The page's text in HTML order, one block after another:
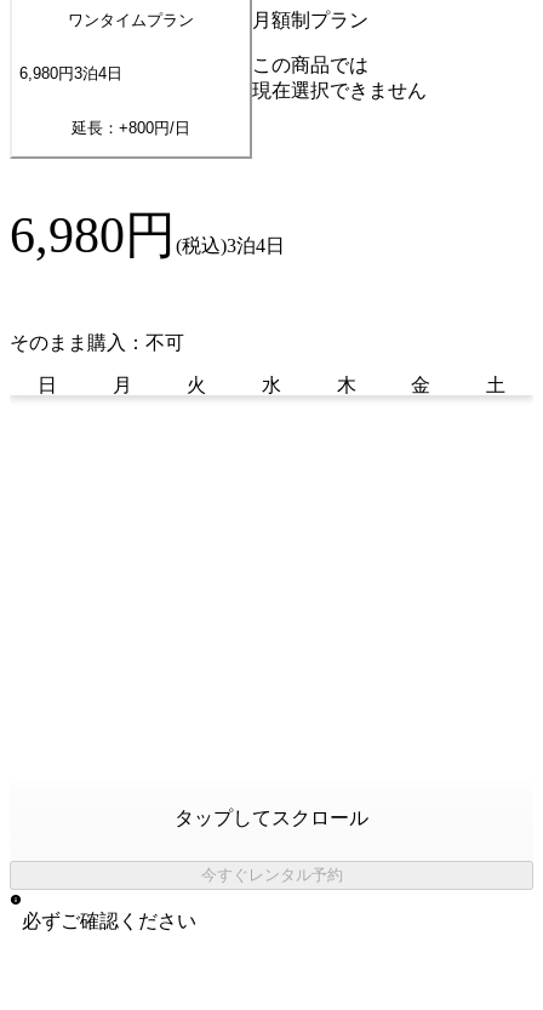
ワンタイムプラン
6,980円3泊4 日
延長：+800円/日
月額制プラン
この商品では
現在選択できません
6,980円 (税込)3泊4日
そのまま購入：不可
日 月 火 水 木 金 土
タップしてスクロール
今すぐレンタル予約
必ずご確認ください